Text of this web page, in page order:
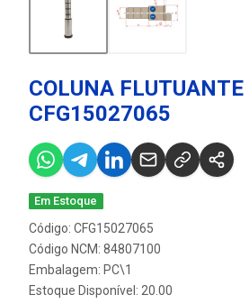
COLUNA FLUTUANTE
CFG15027065
Em Estoque
Código: CFG15027065
Código NCM: 84807100
Embalagem: PC\1
Estoque Disponível: 20.00